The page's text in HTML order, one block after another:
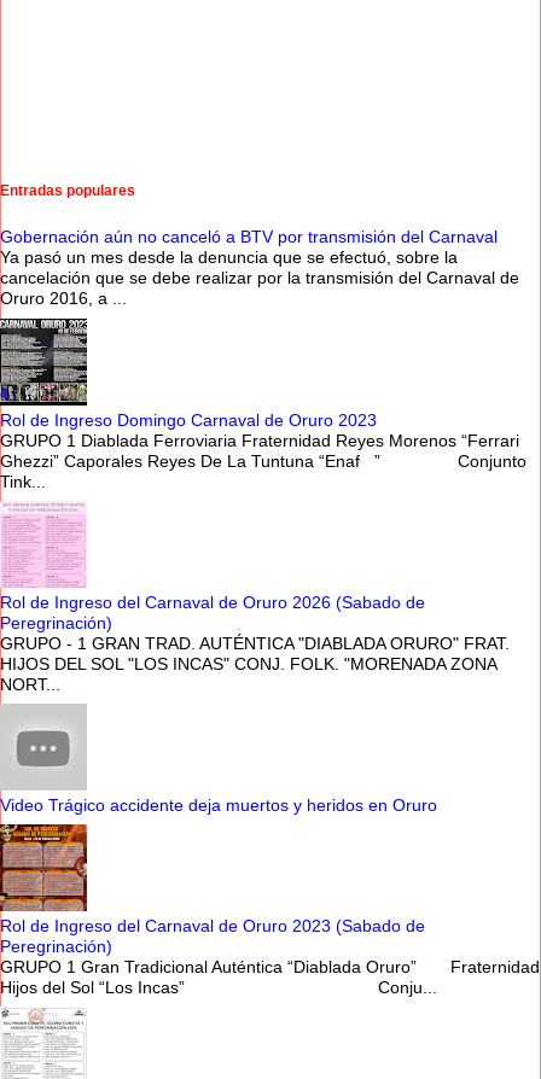
Entradas populares
Gobernación aún no canceló a BTV por transmisión del Carnaval
Ya pasó un mes desde la denuncia que se efectuó, sobre la
cancelación que se debe realizar por la transmisión del Carnaval de
Oruro 2016, a ...
Rol de Ingreso Domingo Carnaval de Oruro 2023
GRUPO 1 Diablada Ferroviaria Fraternidad Reyes Morenos “Ferrari
Ghezzi” Caporales Reyes De La Tuntuna “Enaf ” Conjunto
Tink...
Rol de Ingreso del Carnaval de Oruro 2026 (Sabado de
Peregrinación)
GRUPO - 1 GRAN TRAD. AUTÉNTICA "DIABLADA ORURO" FRAT.
HIJOS DEL SOL "LOS INCAS" CONJ. FOLK. "MORENADA ZONA
NORT...
Video Trágico accidente deja muertos y heridos en Oruro
Rol de Ingreso del Carnaval de Oruro 2023 (Sabado de
Peregrinación)
GRUPO 1 Gran Tradicional Auténtica “Diablada Oruro” Fraternidad
Hijos del Sol “Los Incas” Conju...